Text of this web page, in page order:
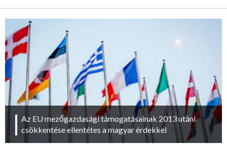
Az EU mezőgazdasági támogatásainak 2013 utáni
csökkentése ellentétes a magyar érdekkel